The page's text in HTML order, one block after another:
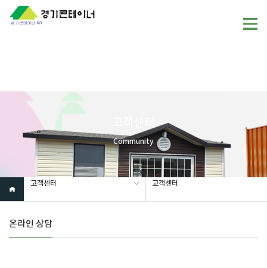
Warning: mysql_fetch_array(): supplied argument is not a valid
MySQL result resource in
/home/gunggictr/gungboard/view.php
Community
고객센터 고객센터
온라인 상담